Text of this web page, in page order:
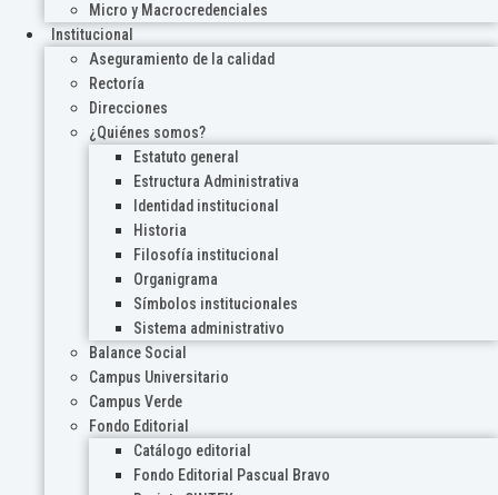
Micro y Macrocredenciales
Institucional
Aseguramiento de la calidad
Rectoría
Direcciones
¿Quiénes somos?
Estatuto general
Estructura Administrativa
Identidad institucional
Historia
Filosofía institucional
Organigrama
Símbolos institucionales
Sistema administrativo
Balance Social
Campus Universitario
Campus Verde
Fondo Editorial
Catálogo editorial
Fondo Editorial Pascual Bravo